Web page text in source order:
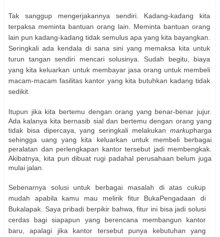
Tak sanggup mengerjakannya sendiri. Kadang-kadang kita
terpaksa meminta bantuan orang lain. Meminta bantuan orang
lain pun kadang-kadang tidak semulus apa yang kita bayangkan.
Seringkali ada kendala di sana sini yang memaksa kita untuk
turun tangan sendiri mencari solusinya. Sudah begitu, biaya
yang kita keluarkan untuk membayar jasa orang untuk membeli
macam-macam fasilitas kantor yang kita butuhkan kadang tidak
sedikit.
Itupun jika kita bertemu dengan orang yang benar-benar jujur.
Ada kalanya kita bernasib sial dan bertemu dengan orang yang
tidak bisa dipercaya, yang seringkali melakukan markupharga
sehingga uang yang kita keluarkan untuk membeli berbagai
peralatan dan perlengkapan kantor tersebut jadi membengkak.
Akibatnya, kita pun dibuat rugi padahal perusahaan belum juga
mulai jalan.
Sebenarnya solusi untuk berbagai masalah di atas cukup
mudah apabila kamu mau melirik fitur BukaPengadaan di
Bukalapak. Saya pribadi berpikir bahwa, fitur ini bisa jadi solusi
cerdas bagi siapapun yang berencana membangun kantor
baru, apalagi jika kantor tersebut punya kebutuhan yang